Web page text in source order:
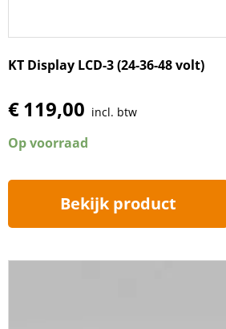
KT Display LCD-3 (24-36-48 volt)
€119,00 incl. btw
Op voorraad
Bekijk product